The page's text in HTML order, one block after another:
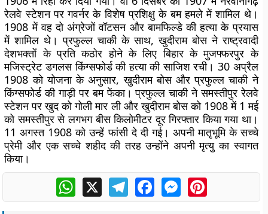
रेलवे स्टेशन पर गवर्नर के विशेष प्रशिक्षु के बम हमले में शामिल थे।
1908 में वह दो अंग्रेजों वॉटसन और बामफिल्डे की हत्या के प्रयास
में शामिल थे। प्रफुल्ल चाकी के साथ, खुदीराम बोस ने राष्ट्रवादी
देशभक्तों के प्रति कठोर होने के लिए बिहार के मुजफ्फरपुर के
मजिस्ट्रेट डगलस किंग्सफोर्ड की हत्या की साजिश रची। 30 अप्रैल
1908 को योजना के अनुसार, खुदीराम बोस और प्रफुल्ल चाकी ने
किंग्सफोर्ड की गाड़ी पर बम फेंका। प्रफुल्ल चाकी ने समस्तीपुर रेलवे
स्टेशन पर खुद को गोली मार ली और खुदीराम बोस को 1908 में 1 मई
को समस्तीपुर से लगभग बीस किलोमीटर दूर गिरफ्तार किया गया था।
11 अगस्त 1908 को उन्हें फांसी दे दी गई। अपनी मातृभूमि के सच्चे
प्रेमी और एक सच्चे शहीद की तरह उन्होंने अपनी मृत्यु का स्वागत
किया।
WhatsApp
X TelegramFacebookMessengerPinterest